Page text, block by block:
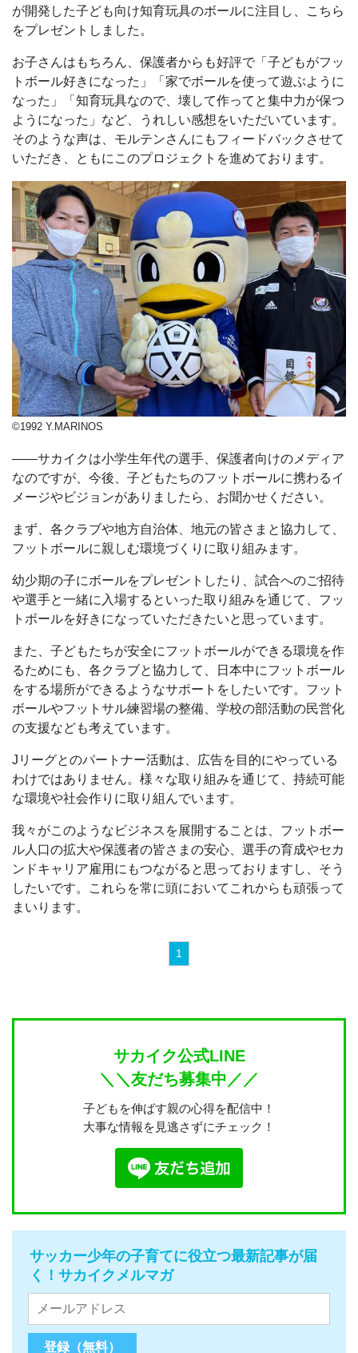
が開発した子ども向け知育玩具のボールに注目し、こちら
をプレゼントしました。
お子さんはもちろん、保護者からも好評で「子どもがフッ
トボール好きになった」「家でボールを使って遊ぶように
なった」「知育玩具なので、壊して作ってと集中力が保つ
ようになった」など、うれしい感想をいただいています。
そのような声は、モルテンさんにもフィードバックさせて
いただき、ともにこのプロジェクトを進めております。
©1992 Y.MARINOS
――サカイクは小学生年代の選手、保護者向けのメディア
なのですが、今後、子どもたちのフットボールに携わるイ
メージやビジョンがありましたら、お聞かせください。
まず、各クラブや地方自治体、地元の皆さまと協力して、
フットボールに親しむ環境づくりに取り組みます。
幼少期の子にボールをプレゼントしたり、試合へのご招待
や選手と一緒に入場するといった取り組みを通じて、フッ
トボールを好きになっていただきたいと思っています。
また、子どもたちが安全にフットボールができる環境を作
るためにも、各クラブと協力して、日本中にフットボール
をする場所ができるようなサポートをしたいです。フット
ボールやフットサル練習場の整備、学校の部活動の民営化
の支援なども考えています。
Jリーグとのパートナー活動は、広告を目的にやっている
わけではありません。様々な取り組みを通じて、持続可能
な環境や社会作りに取り組んでいます。
我々がこのようなビジネスを展開することは、フットボー
ル人口の拡大や保護者の皆さまの安心、選手の育成やセカ
ンドキャリア雇用にもつながると思っておりますし、そう
したいです。これらを常に頭においてこれからも頑張って
まいります。
1
サカイク公式LINE
＼＼友だち募集中／／
子どもを伸ばす親の心得を配信中！
大事な情報を見逃さずにチェック！
サッカー少年の子育てに役立つ最新記事が届
く！サカイクメルマガ